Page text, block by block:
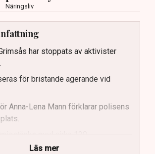
Näringsliv
har stoppats av aktivister
för bristande agerande vid
Anna-Lena Mann förklarar polisens
med cirka 120
kopplade.
Läs mer